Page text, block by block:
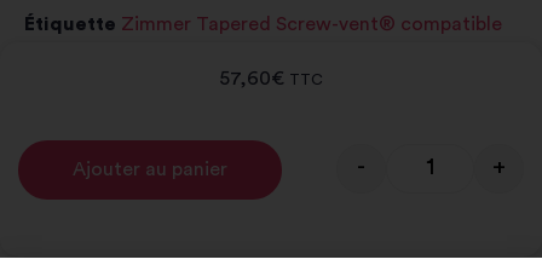
Étiquette Zimmer Tapered Screw-vent® compatible
57,60€ TTC
- +
Ajouter au panier